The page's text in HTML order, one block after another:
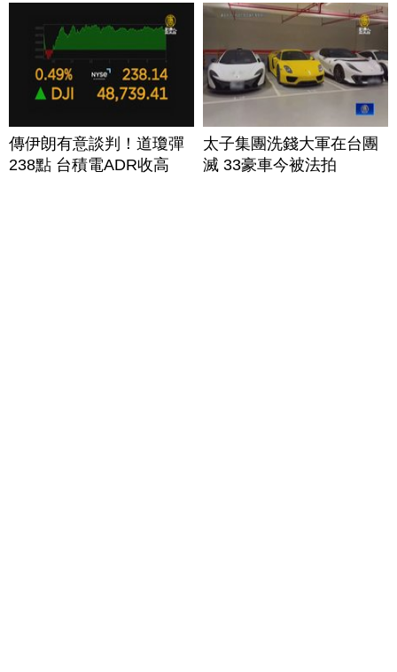
傳伊朗有意談判！道瓊彈
238點 台積電ADR收高
太子集團洗錢大軍在台團
滅 33豪車今被法拍